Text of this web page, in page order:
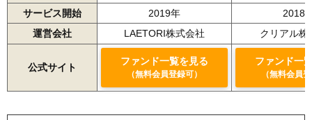
サービス開始
2019年
2018
運営会社
LAETORI株式会社 クリアル株
公式サイト
ファンド一覧を見る
（無料会員登録可）
ファンド一
（無料会員